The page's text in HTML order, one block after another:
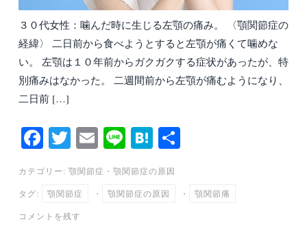
３０代女性：噛んだ時に生じる左顎の痛み。 〈顎関節症の
経緯〉 二日前から食べようとすると左顎が痛くて噛めな
い。 左顎は１０年前からガクガクする症状があったが、特
別痛みはなかった。 二週間前から左顎が痛むようになり、
二日前 […]
Fa
ce
bo
ok
T
wi
tte
r
E
m
ail
Li
ne
H
at
en
a
カテゴリー: 顎関節症 ・ 顎関節症の原因
タグ: 顎関節症 ・ 顎関節症の原因 ・ 顎関節痛
コメントを残す